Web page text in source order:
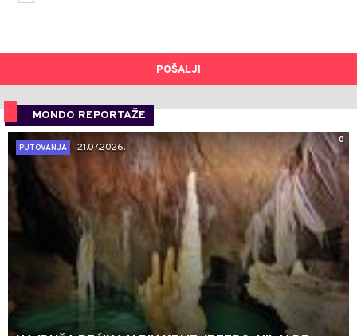
POŠALJI
MONDO REPORTAŽE
0
PUTOVANJA
21.07.2026.